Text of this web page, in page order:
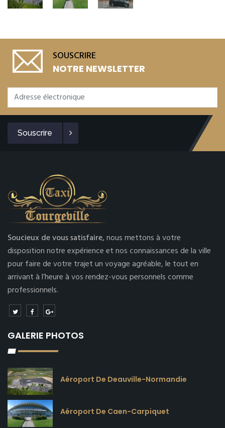
SOUSCRIRE
NOTRE NEWSLETTER
Souscrire
Soucieux de vous satisfaire,nous mettons à votre
disposition notre expérience et nos connaissances de la ville
pour faire de votre trajet un voyage agréable, le tout en
arrivant à l’heure à vos rendez-vous personnels comme
professionnels.
GALERIE PHOTOS
Aéroport De Deauville-Normandie
Aéroport De Caen-Carpiquet